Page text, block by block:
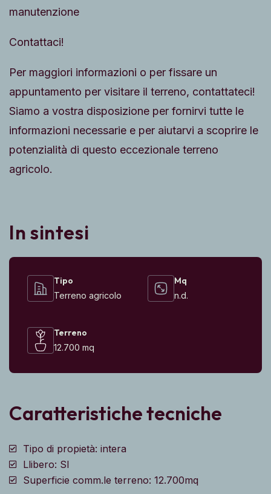
manutenzione
Contattaci!
Per maggiori informazioni o per fissare un
appuntamento per visitare il terreno, contattateci!
Siamo a vostra disposizione per fornirvi tutte le
informazioni necessarie e per aiutarvi a scoprire le
potenzialità di questo eccezionale terreno
agricolo.
In sintesi
Tipo
Terreno agricolo
Mq
n.d.
Terreno
12.700 mq
Caratteristiche tecniche
Tipo di propietà: intera
Llibero: SI
Superficie comm.le terreno: 12.700mq